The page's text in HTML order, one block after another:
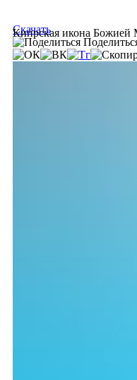
Кипрская икона Божией
Скачать